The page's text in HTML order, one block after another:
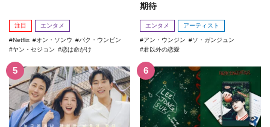
注目 エンタメ
Netflix オン・ソンウ
パク・ウンビン
ヤン・セジョン
恋は命がけ
期待
エンタメ アーティスト
アン・ウンジン
ソ・ガンジュン
君以外の恋愛